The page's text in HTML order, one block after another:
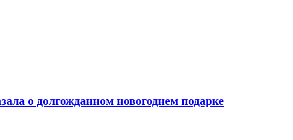
о долгожданном новогоднем подарке